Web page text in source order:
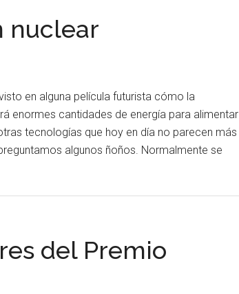
nuclear
en alguna película futurista cómo la
enormes cantidades de energía para alimentar
tecnologías que hoy en día no parecen más
algunos ñoños. Normalmente se
del Premio